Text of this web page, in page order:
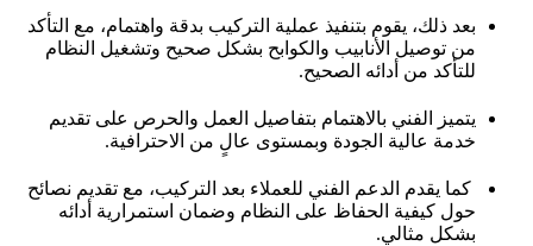
بعد ذلك، يقوم بتنفيذ عملية التركيب بدقة واهتمام، مع التأكد
من توصيل الأنابيب والكوابح بشكل صحيح وتشغيل النظام
للتأكد من أدائه الصحيح.
يتميز الفني بالاهتمام بتفاصيل العمل والحرص على تقديم
خدمة عالية الجودة وبمستوى عالٍ من الاحترافية.
كما يقدم الدعم الفني للعملاء بعد التركيب، مع تقديم نصائح
حول كيفية الحفاظ على النظام وضمان استمرارية أدائه
بشكل مثالي.